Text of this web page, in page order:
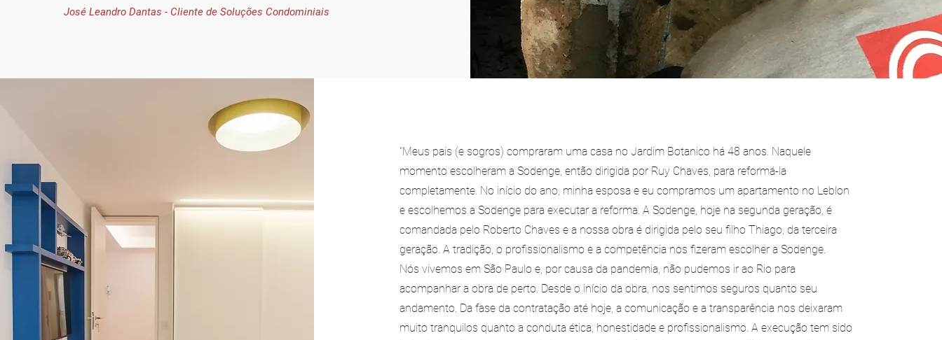
José Leandro Dantas - Cliente de Soluções Condominiais
"Meus pais (e sogros) compraram uma casa no Jardim Botanico há 48 anos. Naquele
momento escolheram a Sodenge, então dirigida por Ruy Chaves, para reformá-la
completamente. No início do ano, minha esposa e eu compramos um apartamento no Leblon
e escolhemos a Sodenge para executar a reforma. A Sodenge, hoje na segunda geração, é
comandada pelo Roberto Chaves e a nossa obra é dirigida pelo seu filho Thiago, da terceira
geração. A tradição, o profissionalismo e a competência nos fizeram escolher a Sodenge.
Nós vivemos em São Paulo e, por causa da pandemia, não pudemos ir ao Rio para
acompanhar a obra de perto. Desde o início da obra, nos sentimos seguros quanto seu
andamento. Da fase da contratação até hoje, a comunicação e a transparência nos deixaram
muito tranquilos quanto a conduta ética, honestidade e profissionalismo. A execução tem sido